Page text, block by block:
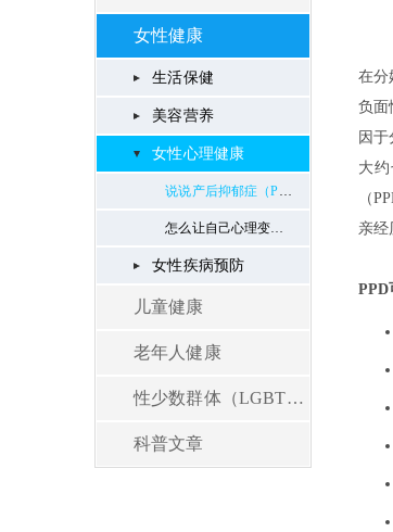
女性健康
生活保健
美容营养
女性心理健康
说说产后抑郁症（PPD）
怎么让自己心理变得强大？
女性疾病预防
儿童健康
老年人健康
性少数群体（LGBT）健康
科普文章